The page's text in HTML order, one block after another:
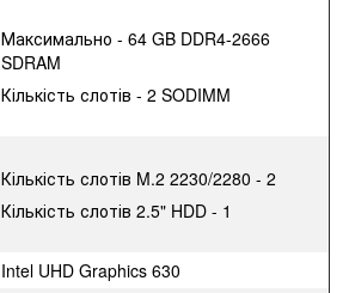
Максимально - 64 GB DDR4-2666
SDRAM
Кількість слотів - 2 SODIMM
Кількість слотів M.2 2230/2280 - 2
Кількість слотів 2.5" HDD - 1
Intel UHD Graphics 630